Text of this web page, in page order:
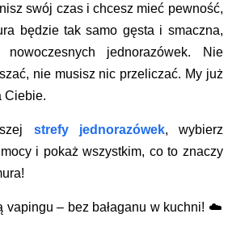
swój czas i chcesz mieć pewność,
będzie tak samo gęsta i smaczna,
jednorazówek. Nie
nie musisz nic przeliczać. My już
Ciebie.
strefy jednorazówek, wybierz
i pokaż wszystkim, co to znaczy
vapingu – bez bałaganu w kuchni! ☁️